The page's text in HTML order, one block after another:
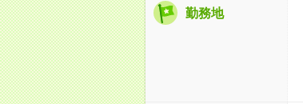
勤務地